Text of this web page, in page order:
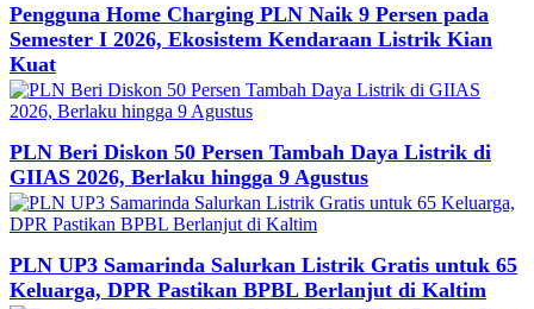
Pengguna Home Charging PLN Naik 9 Persen pada
Semester I 2026, Ekosistem Kendaraan Listrik Kian
Kuat
PLN Beri Diskon 50 Persen Tambah Daya Listrik di
GIIAS 2026, Berlaku hingga 9 Agustus
PLN UP3 Samarinda Salurkan Listrik Gratis untuk 65
Keluarga, DPR Pastikan BPBL Berlanjut di Kaltim